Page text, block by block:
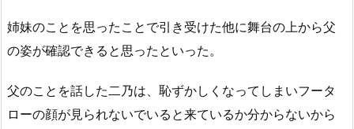
姉妹のことを思ったことで引き受けた他に舞台の上から父
の姿が確認できると思ったといった。
父のことを話した二乃は、恥ずかしくなってしまいフータ
ローの顔が見られないでいると来ているか分からないから